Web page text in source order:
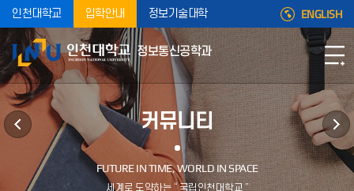
인천대학교 입학안내 정보기술대학 ENGLISH
정보통신공학과
커뮤니티